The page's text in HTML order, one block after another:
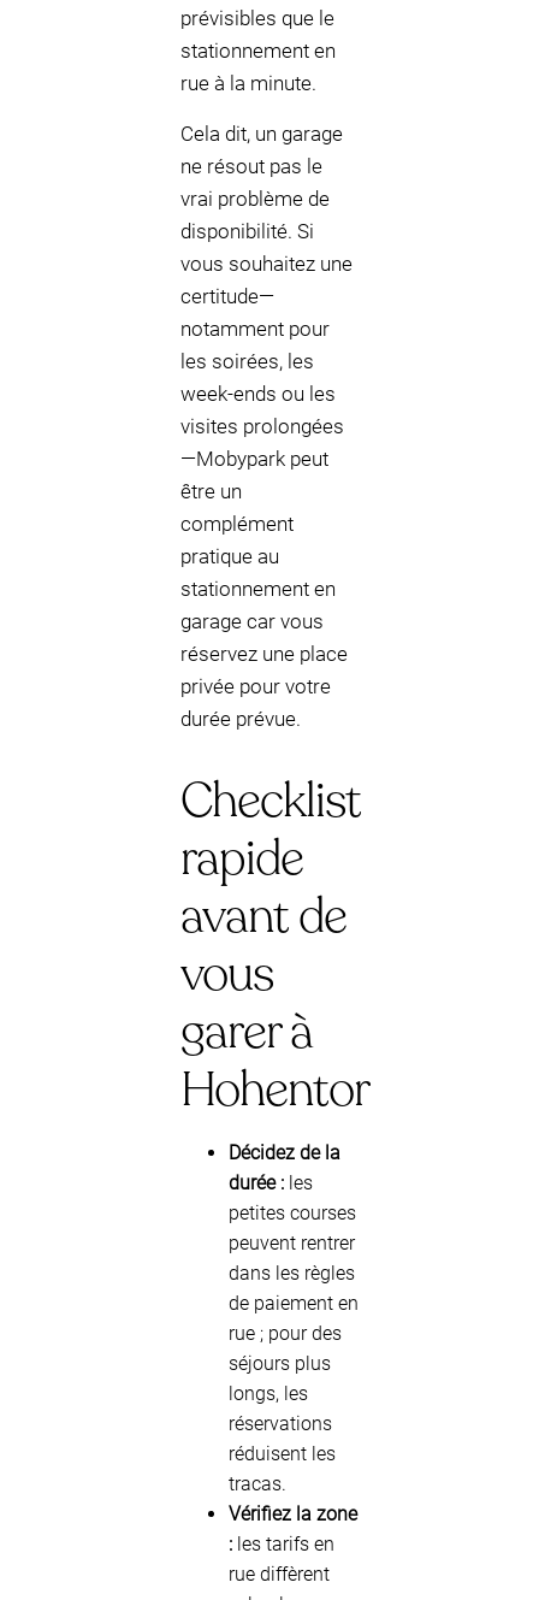
prévisibles que le
stationnement en
rue à la minute.
Cela dit, un garage
ne résout pas le
vrai problème de
disponibilité. Si
vous souhaitez une
certitude—
notamment pour
les soirées, les
week-ends ou les
visites prolongées
—Mobypark peut
être un
complément
pratique au
stationnement en
garage car vous
réservez une place
privée pour votre
durée prévue.
Checklist
rapide
avant de
vous
garer à
Hohentor
Décidez de la
durée : les
petites courses
peuvent rentrer
dans les règles
de paiement en
rue ; pour des
séjours plus
longs, les
réservations
réduisent les
tracas.
Vérifiez la zone
: les tarifs en
rue diffèrent